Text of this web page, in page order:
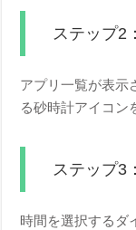
ステップ2
アプリ一覧が表示
る砂時計アイコン
ステップ3
時間を選択するダ